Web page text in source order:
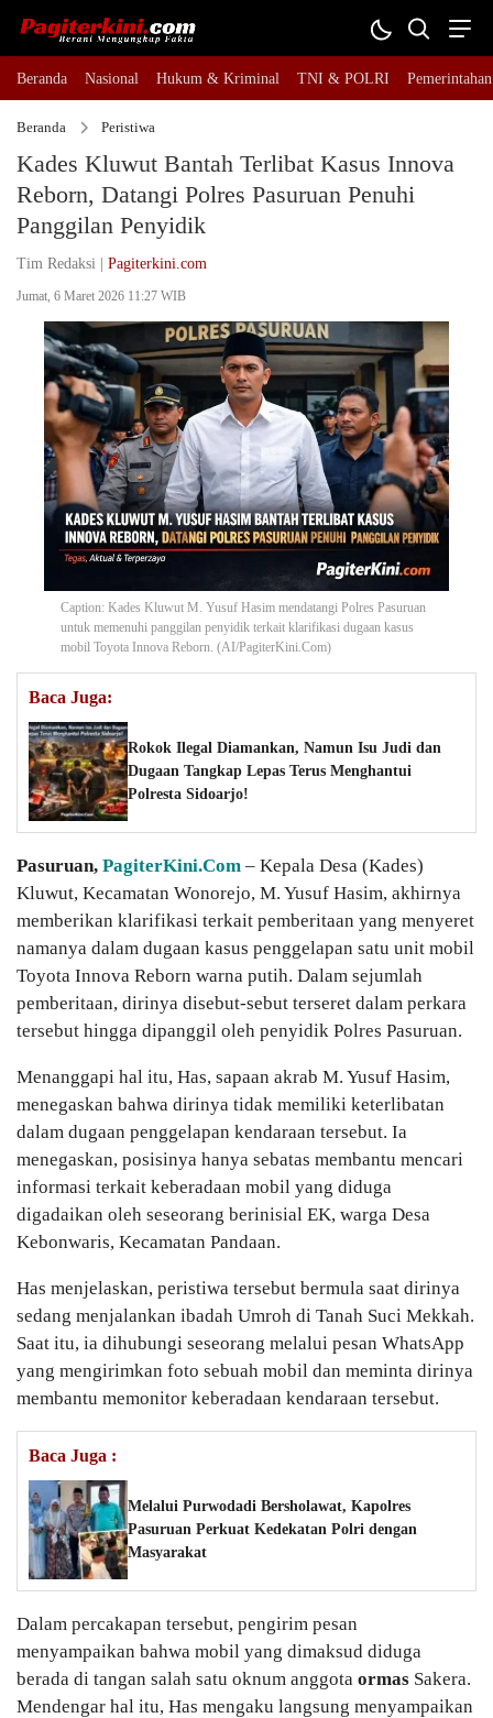
Beranda Nasional Hukum & Kriminal TNI & POLRI Pemerintahan
Beranda Peristiwa
Kades Kluwut Bantah Terlibat Kasus Innova
Reborn, Datangi Polres Pasuruan Penuhi
Panggilan Penyidik
Tim Redaksi | Pagiterkini.com
Jumat, 6 Maret 2026 11:27 WIB
Caption: Kades Kluwut M. Yusuf Hasim mendatangi Polres Pasuruan
untuk memenuhi panggilan penyidik terkait klarifikasi dugaan kasus
mobil Toyota Innova Reborn. (AI/PagiterKini.Com)
Baca Juga:
Rokok Ilegal Diamankan, Namun Isu Judi dan
Dugaan Tangkap Lepas Terus Menghantui
Polresta Sidoarjo!
Pasuruan, PagiterKini.Com – Kepala Desa (Kades)
Kluwut, Kecamatan Wonorejo, M. Yusuf Hasim, akhirnya
memberikan klarifikasi terkait pemberitaan yang menyeret
namanya dalam dugaan kasus penggelapan satu unit mobil
Toyota Innova Reborn warna putih. Dalam sejumlah
pemberitaan, dirinya disebut-sebut terseret dalam perkara
tersebut hingga dipanggil oleh penyidik Polres Pasuruan.
Menanggapi hal itu, Has, sapaan akrab M. Yusuf Hasim,
menegaskan bahwa dirinya tidak memiliki keterlibatan
dalam dugaan penggelapan kendaraan tersebut. Ia
menegaskan, posisinya hanya sebatas membantu mencari
informasi terkait keberadaan mobil yang diduga
digadaikan oleh seseorang berinisial EK, warga Desa
Kebonwaris, Kecamatan Pandaan.
Has menjelaskan, peristiwa tersebut bermula saat dirinya
sedang menjalankan ibadah Umroh di Tanah Suci Mekkah.
Saat itu, ia dihubungi seseorang melalui pesan WhatsApp
yang mengirimkan foto sebuah mobil dan meminta dirinya
membantu memonitor keberadaan kendaraan tersebut.
Baca Juga :
Melalui Purwodadi Bersholawat, Kapolres
Pasuruan Perkuat Kedekatan Polri dengan
Masyarakat
Dalam percakapan tersebut, pengirim pesan
menyampaikan bahwa mobil yang dimaksud diduga
berada di tangan salah satu oknum anggota ormas Sakera.
Mendengar hal itu, Has mengaku langsung menyampaikan